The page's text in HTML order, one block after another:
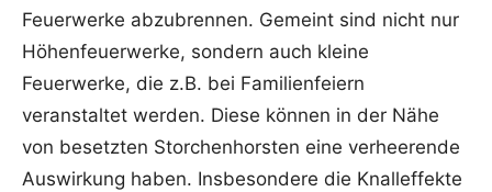
Feuerwerke abzubrennen. Gemeint sind nicht nur
Höhenfeuerwerke, sondern auch kleine
Feuerwerke, die z.B. bei Familienfeiern
veranstaltet werden. Diese können in der Nähe
von besetzten Storchenhorsten eine verheerende
Auswirkung haben. Insbesondere die Knalleffekte